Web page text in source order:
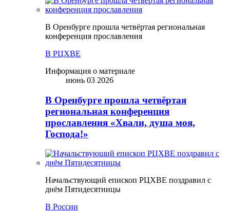
В Оренбурге прошла четвёртая региональная
конференция прославления
В РЦХВЕ
Информация о материале
июнь 03 2026
В Оренбурге прошла четвёртая
региональная конференция
прославления «Хвали, душа моя,
Господа!»
Начальствующий епископ РЦХВЕ поздравил с
днём Пятидесятницы
В России